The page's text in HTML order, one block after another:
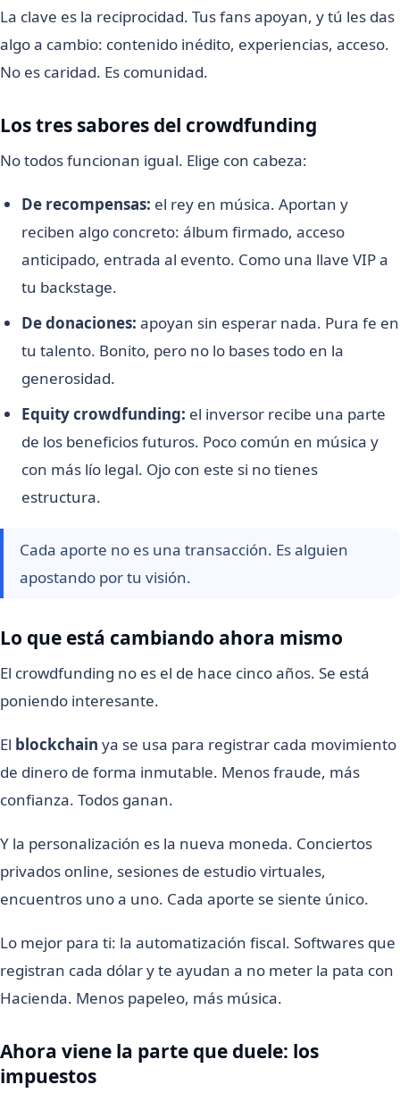
La clave es la reciprocidad. Tus fans apoyan, y tú les das
algo a cambio: contenido inédito, experiencias, acceso.
No es caridad. Es comunidad.
Los tres sabores del crowdfunding
No todos funcionan igual. Elige con cabeza:
De recompensas: el rey en música. Aportan y
reciben algo concreto: álbum firmado, acceso
anticipado, entrada al evento. Como una llave VIP a
tu backstage.
De donaciones: apoyan sin esperar nada. Pura fe en
tu talento. Bonito, pero no lo bases todo en la
generosidad.
Equity crowdfunding: el inversor recibe una parte
de los beneficios futuros. Poco común en música y
con más lío legal. Ojo con este si no tienes
estructura.
Cada aporte no es una transacción. Es alguien
apostando por tu visión.
Lo que está cambiando ahora mismo
El crowdfunding no es el de hace cinco años. Se está
poniendo interesante.
El blockchain ya se usa para registrar cada movimiento
de dinero de forma inmutable. Menos fraude, más
confianza. Todos ganan.
Y la personalización es la nueva moneda. Conciertos
privados online, sesiones de estudio virtuales,
encuentros uno a uno. Cada aporte se siente único.
Lo mejor para ti: la automatización fiscal. Softwares que
registran cada dólar y te ayudan a no meter la pata con
Hacienda. Menos papeleo, más música.
Ahora viene la parte que duele: los
impuestos